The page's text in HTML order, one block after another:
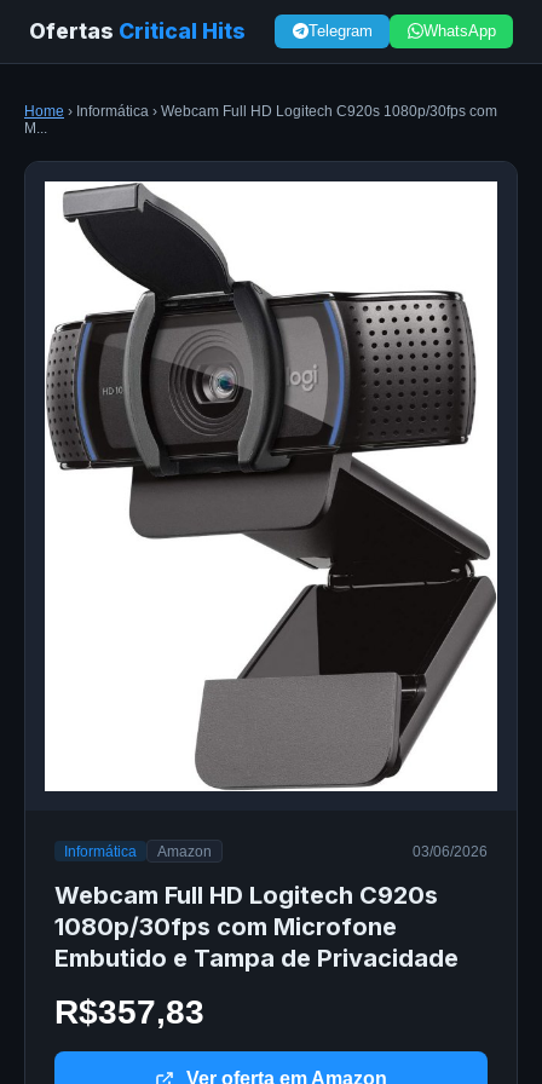
Ofertas Critical Hits Telegram WhatsApp
Home › Informática › Webcam Full HD Logitech C920s 1080p/30fps com
M...
Informática Amazon 03/06/2026
Webcam Full HD Logitech C920s
1080p/30fps com Microfone
Embutido e Tampa de Privacidade
R$357,83
Ver oferta em Amazon